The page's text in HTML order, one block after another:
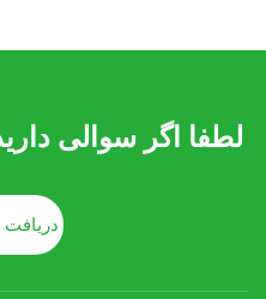
لطفا اگر سوالی